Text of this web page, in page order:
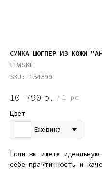
СУМКА ШОППЕР ИЗ КОЖИ
LEWSKI
SKU: 154599
10 790 р. / 1 pc
Цвет
Ежевика
Если вы ищете
себе практичность и